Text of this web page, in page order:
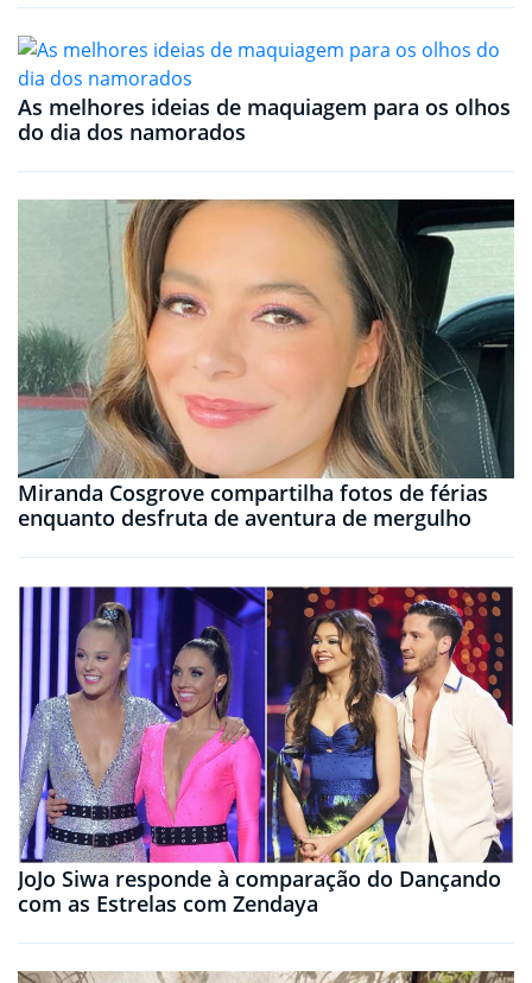
As melhores ideias de maquiagem para os olhos
do dia dos namorados
Miranda Cosgrove compartilha fotos de férias
enquanto desfruta de aventura de mergulho
JoJo Siwa responde à comparação do Dançando
com as Estrelas com Zendaya